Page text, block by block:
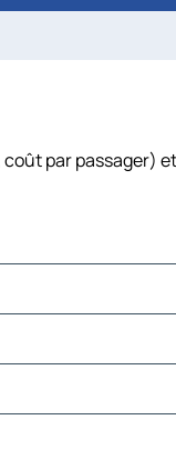
par passager)